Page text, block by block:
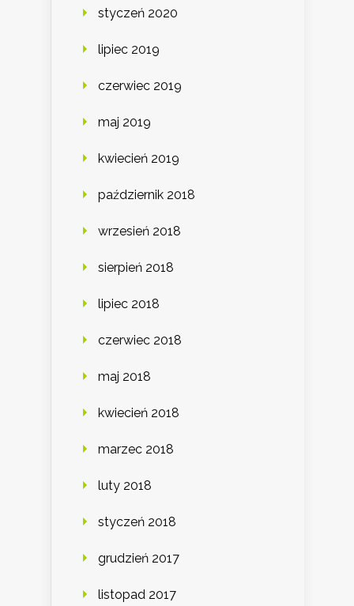
styczeń 2020
lipiec 2019
czerwiec 2019
maj 2019
kwiecień 2019
październik 2018
wrzesień 2018
sierpień 2018
lipiec 2018
czerwiec 2018
maj 2018
kwiecień 2018
marzec 2018
luty 2018
styczeń 2018
grudzień 2017
listopad 2017